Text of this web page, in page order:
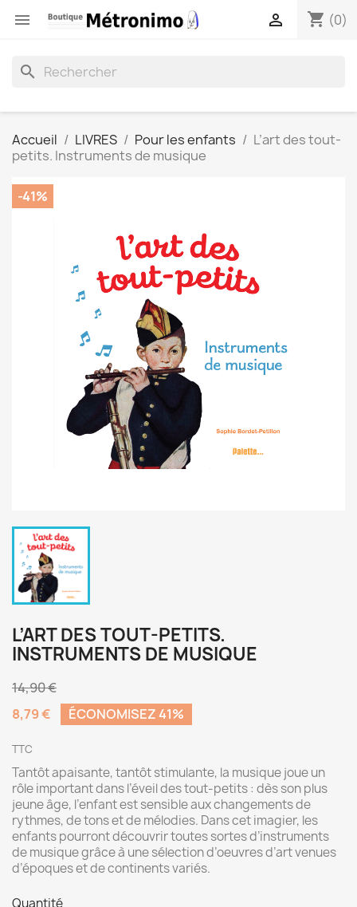
 shopping_cart (0)

search
Accueil LIVRES Pour les enfants
L’art des tout-
petits. Instruments de musique
-41%
L’ART DES TOUT-PETITS.
INSTRUMENTS DE MUSIQUE
14,90 €
8,79 €
ÉCONOMISEZ 41%
TTC
Tantôt apaisante, tantôt stimulante, la musique joue un
rôle important dans l’éveil des tout-petits : dès son plus
jeune âge, l’enfant est sensible aux changements de
rythmes, de tons et de mélodies. Dans cet imagier, les
enfants pourront découvrir toutes sortes d’instruments
de musique grâce à une sélection d’oeuvres d’art venues
d’époques et de continents variés.
Quantité